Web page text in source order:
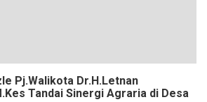
Pj.Walikota Dr.H.Letnan
Tandai Sinergi Agraria di Desa